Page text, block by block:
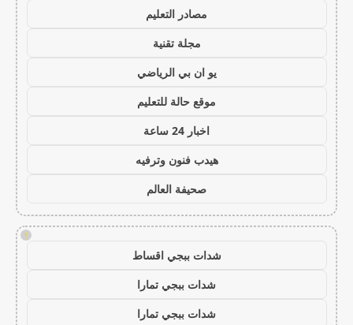
مصادر التعليم
مجلة تقنية
يو ان بي الرياضي
موقع حالة للتعليم
اخبار 24 ساعة
هيدب فنون وترفيه
صحيفة العالم
!
شدات ببجي اقساط
شدات ببجي تمارا
شدات ببجي تمارا